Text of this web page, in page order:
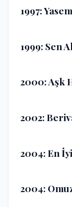
1997:
1999: Sen
2000: Aşk
2002:
2004: En
2004: